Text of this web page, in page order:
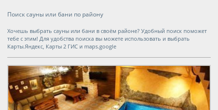
Поиск сауны или бани по району
Хочешь выбрать сауны или бани в своём районе? Удобный поиск поможет
тебе с этим! Для удобства поиска вы можете использовать и выбрать
Карты.Яндекс, Карты 2 ГИС и maps.google